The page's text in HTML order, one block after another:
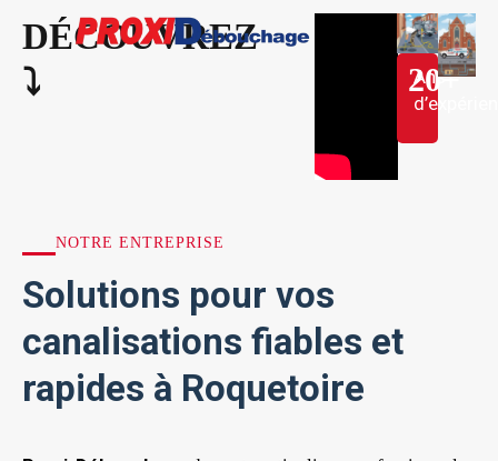
DÉCOUVREZ
⤵︎
20+
Ans
NOTRE ENTREPRISE
Solutions pour vos
canalisations fiables et
rapides à Roquetoire